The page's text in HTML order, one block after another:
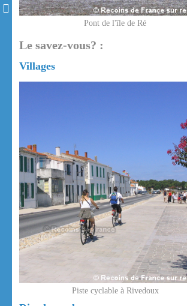
Pont de l'île de Ré
Le savez-vous? :
Villages
Piste cyclable à Rivedoux